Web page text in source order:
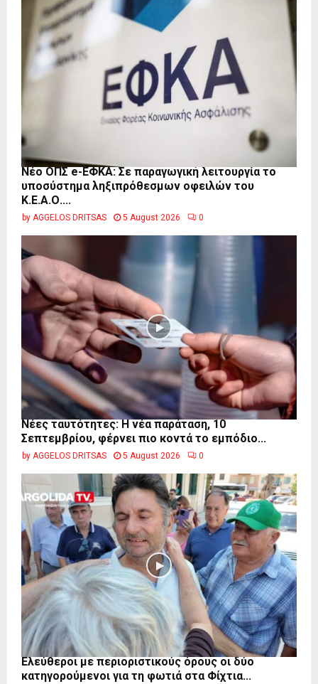
Νέο ΟΠΣ e-ΕΦΚΑ: Σε παραγωγική λειτουργία το
υποσύστημα ληξιπρόθεσμων οφειλών του
Κ.Ε.Α.Ο....
by AGGELOS DRITSAS 5 August 2026 0
Νέες ταυτότητες: Η νέα παράταση, 10
Σεπτεμβρίου, φέρνει πιο κοντά το εμπόδιο...
by AGGELOS DRITSAS 5 August 2026 0
Ελεύθεροι με περιοριστικούς όρους οι δύο
κατηγορούμενοι για τη φωτιά στα Φίχτια...